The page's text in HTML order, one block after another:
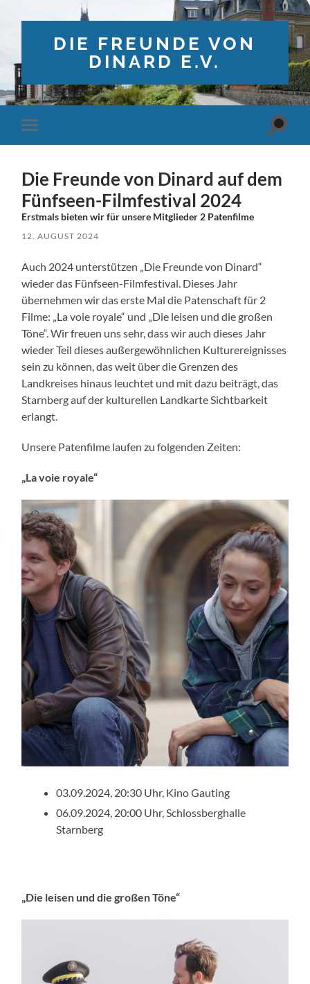
DIE FREUNDE VON
DINARD E.V.
Mobile-
Menü
Die Freunde von Dinard auf dem
Fünfseen-Filmfestival 2024
Erstmals bieten wir für unsere Mitglieder 2 Patenfilme
12. AUGUST 2024
Auch 2024 unterstützen „Die Freunde von Dinard“
wieder das Fünfseen-Filmfestival. Dieses Jahr
übernehmen wir das erste Mal die Patenschaft für 2
Filme: „La voie royale“ und „Die leisen und die großen
Töne“. Wir freuen uns sehr, dass wir auch dieses Jahr
wieder Teil dieses außergewöhnlichen Kulturereignisses
sein zu können, das weit über die Grenzen des
Landkreises hinaus leuchtet und mit dazu beiträgt, das
Starnberg auf der kulturellen Landkarte Sichtbarkeit
erlangt.
Unsere Patenfilme laufen zu folgenden Zeiten:
„La voie royale“
03.09.2024, 20:30 Uhr, Kino Gauting
06.09.2024, 20:00 Uhr, Schlossberghalle
Starnberg
„Die leisen und die großen Töne“